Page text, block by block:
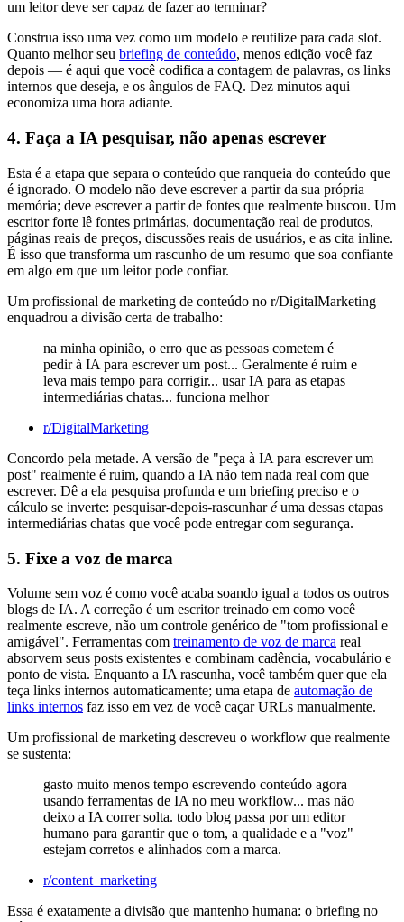
um leitor deve ser capaz de fazer ao terminar?
Construa isso uma vez como um modelo e reutilize para cada slot.
Quanto melhor seu briefing de conteúdo, menos edição você faz
depois — é aqui que você codifica a contagem de palavras, os links
internos que deseja, e os ângulos de FAQ. Dez minutos aqui
economiza uma hora adiante.
4. Faça a IA pesquisar, não apenas escrever
Esta é a etapa que separa o conteúdo que ranqueia do conteúdo que
é ignorado. O modelo não deve escrever a partir da sua própria
memória; deve escrever a partir de fontes que realmente buscou. Um
escritor forte lê fontes primárias, documentação real de produtos,
páginas reais de preços, discussões reais de usuários, e as cita inline.
É isso que transforma um rascunho de um resumo que soa confiante
em algo em que um leitor pode confiar.
Um profissional de marketing de conteúdo no r/DigitalMarketing
enquadrou a divisão certa de trabalho:
na minha opinião, o erro que as pessoas cometem é
pedir à IA para escrever um post... Geralmente é ruim e
leva mais tempo para corrigir... usar IA para as etapas
intermediárias chatas... funciona melhor
r/DigitalMarketing
Concordo pela metade. A versão de "peça à IA para escrever um
post" realmente é ruim, quando a IA não tem nada real com que
escrever. Dê a ela pesquisa profunda e um briefing preciso e o
cálculo se inverte: pesquisar-depois-rascunharéuma dessas etapas
intermediárias chatas que você pode entregar com segurança.
5. Fixe a voz de marca
Volume sem voz é como você acaba soando igual a todos os outros
blogs de IA. A correção é um escritor treinado em como você
realmente escreve, não um controle genérico de "tom profissional e
amigável". Ferramentas com treinamento de voz de marca real
absorvem seus posts existentes e combinam cadência, vocabulário e
ponto de vista. Enquanto a IA rascunha, você também quer que ela
teça links internos automaticamente; uma etapa de automação de
links internos faz isso em vez de você caçar URLs manualmente.
Um profissional de marketing descreveu o workflow que realmente
se sustenta:
gasto muito menos tempo escrevendo conteúdo agora
usando ferramentas de IA no meu workflow... mas não
deixo a IA correr solta. todo blog passa por um editor
humano para garantir que o tom, a qualidade e a "voz"
estejam corretos e alinhados com a marca.
r/content_marketing
Essa é exatamente a divisão que mantenho humana: o briefing no